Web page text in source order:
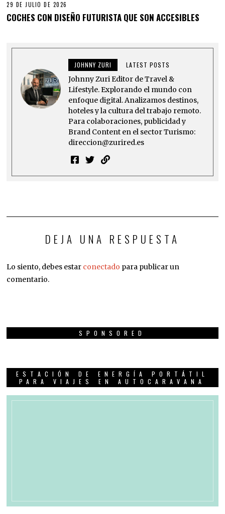
29 DE JULIO DE 2026
COCHES CON DISEÑO FUTURISTA QUE SON ACCESIBLES
JOHNNY ZURI LATEST POSTS
Johnny Zuri Editor de Travel &
Lifestyle. Explorando el mundo con
enfoque digital. Analizamos destinos,
hoteles y la cultura del trabajo remoto.
Para colaboraciones, publicidad y
Brand Content en el sector Turismo:
direccion@zurired.es
DEJA UNA RESPUESTA
Lo siento, debes estar conectado para publicar un
comentario.
SPONSORED
ESTACIÓN DE ENERGÍA PORTÁTIL
PARA VIAJES EN AUTOCARAVANA